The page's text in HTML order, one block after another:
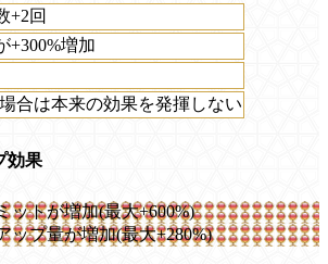
+2回
+300%増加
合は本来の効果を発揮しない
効果
ットが増加(最大+600%)
ップ量が増加(最大+280%)